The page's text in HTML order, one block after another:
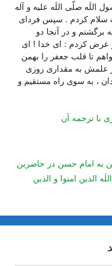
صلّی اللَه علیه و آله
کردم . سپس فردای
و در آنجا دو
عرض کردم : ای خدا ! ای
تا قلب جعفر را بهمن
علمش به مقداری روزی
، به سوی راه مستقیم و
با ترجمه آن
به امام حسن در حاضرین
الذین امنوا و الذین